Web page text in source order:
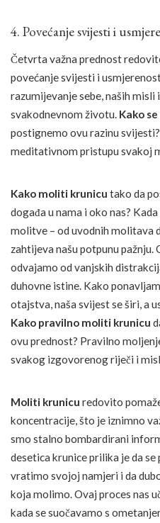
4. Povećanje svijesti i
Četvrta važna prednost
povećanje svijesti i
razumijevanje sebe, naših
svakodnevnom životu. Kako
postignemo ovu razinu
meditativnom pristupu svakoj
Kako moliti krunicu tako da
događa u nama i oko nas? Kada
molitve – od uvodnih molitava
zahtijeva našu potpunu pažnju.
odvajamo od vanjskih
duhovne istine. Kako
otajstva, naša svijest se širi, a
Kako pravilno moliti krunicu
ovu prednost? Pravilno
svakog izgovorenog riječi i
Moliti krunicu redovito
koncentracije, što je iznimno
smo stalno bombardirani
desetica krunice prilika je da
vratimo svojoj namjeri i da
koja molimo. Ovaj proces nas
kada se suočavamo s